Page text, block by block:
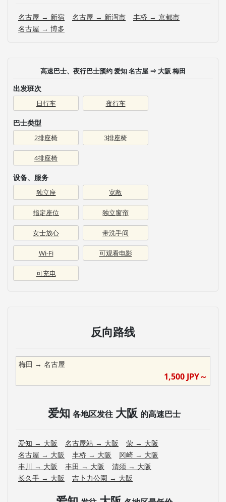
名古屋 → 新宿 名古屋 → 新泻市
丰桥 → 京都市
名古屋 → 博多
高速巴士、夜行巴士预约 爱知 名古屋 ⇒ 大阪 梅田
出发班次
日行车 夜行车
巴士类型
2排座椅 3排座椅
4排座椅
设备、服务
独立座 宽敞
指定座位 独立窗帘
女士放心 带洗手间
Wi-Fi 可观看电影
可充电
反向路线
梅田 → 名古屋
1,500 JPY～
爱知 各地区发往 大阪 的高速巴士
爱知 → 大阪 名古屋站 → 大阪 荣 → 大阪
名古屋 → 大阪 丰桥 → 大阪 冈崎 → 大阪
丰川 → 大阪 丰田 → 大阪 清须 → 大阪
长久手 → 大阪 吉卜力公園 → 大阪